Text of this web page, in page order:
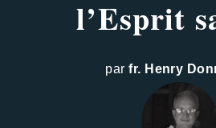
l’Esprit
parfr. Henry